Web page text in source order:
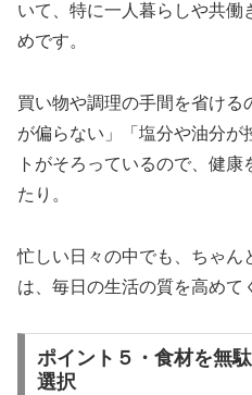
いて、特に一人暮らしや共働
めです。
買い物や調理の手間を省ける
が偏らない」「塩分や油分が
トがそろっているので、健
たり。
忙しい日々の中でも、ちゃん
は、毎日の生活の質を高めて
ポイント５・食材を無
選択